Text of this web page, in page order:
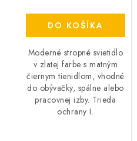
DO KOŠÍKA
Moderné stropné svietidlo
v zlatej farbe s matným
čiernym tienidlom, vhodné
do obývačky, spálne alebo
pracovnej izby. Trieda
ochrany I.